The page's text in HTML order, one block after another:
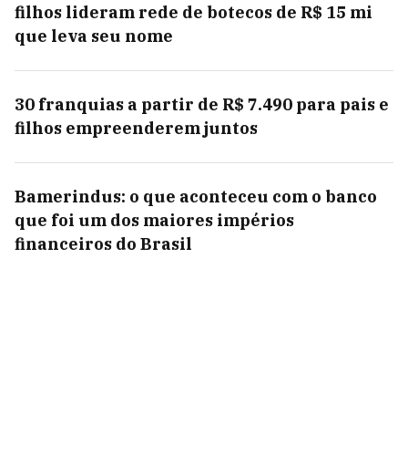
filhos lideram rede de botecos de R$ 15 mi
que leva seu nome
30 franquias a partir de R$ 7.490 para pais e
filhos empreenderem juntos
Bamerindus: o que aconteceu com o banco
que foi um dos maiores impérios
financeiros do Brasil